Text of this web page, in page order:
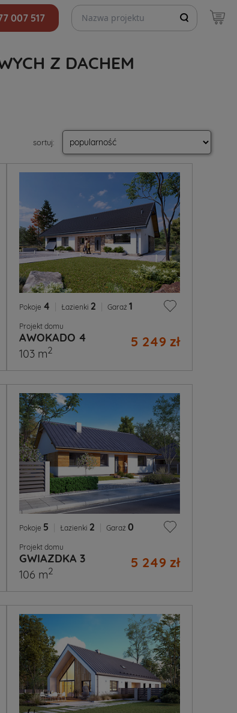
007 517
Szukaj projektów
Z DACHEM
sortuj:
Pokoje 4 Łazienki 2 Garaż 1
Projekt domu
AWOKADO 4 5 249 zł
103 m2
Pokoje 5 Łazienki 2 Garaż 0
Projekt domu
GWIAZDKA 3 5 249 zł
106 m2